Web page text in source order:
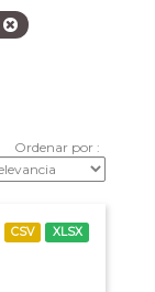
Ordenar por
CSV XLSX